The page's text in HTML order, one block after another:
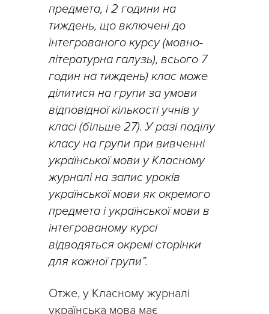
предмета, і 2 години на
тиждень, що включені до
інтегрованого курсу (мовно-
літературна галузь), всього 7
годин на тиждень) клас може
ділитися на групи за умови
відповідної кількості учнів у
класі (більше 27). У разі поділу
класу на групи при вивченні
української мови у Класному
журналі на запис уроків
української мови як окремого
предмета і української мови в
інтегрованому курсі
відводяться окремі сторінки
для кожної групи”.
Отже, у Класному журналі
українська мова має